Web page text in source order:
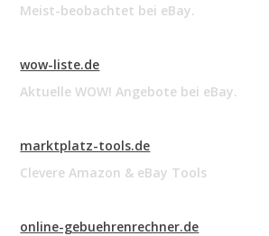
Meist-beobachtet bei eBay.
wow-liste.de
Aktuelle WOW! Angebote bei eBay.
marktplatz-tools.de
Clevere Amazon & eBay Tools
online-gebuehrenrechner.de